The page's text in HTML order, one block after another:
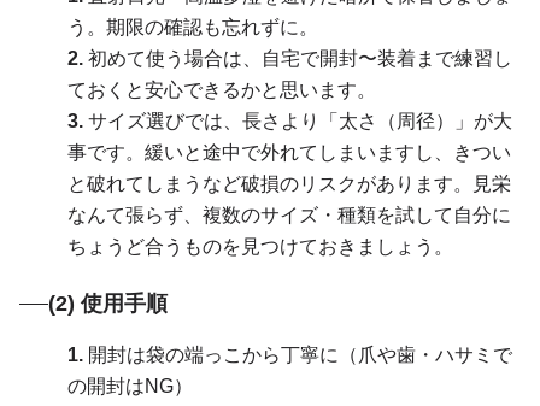
う。期限の確認も忘れずに。
2. 初めて使う場合は、自宅で開封〜装着まで練習し
ておくと安心できるかと思います。
3. サイズ選びでは、長さより「太さ（周径）」が大
事です。緩いと途中で外れてしまいますし、きつい
と破れてしまうなど破損のリスクがあります。見栄
なんて張らず、複数のサイズ・種類を試して自分に
ちょうど合うものを見つけておきましょう。
(2) 使用手順
1. 開封は袋の端っこから丁寧に（爪や歯・ハサミで
の開封はNG）